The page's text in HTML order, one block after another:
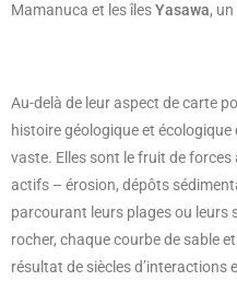
Mamanuca et les îlesYasawa,
Au-delà de leur aspect de carte
histoire géologique et
vaste. Elles sont le fruit de
actifs – érosion, dépôts
parcourant leurs plages ou leurs
rocher, chaque courbe de sable
résultat de siècles d’interactions